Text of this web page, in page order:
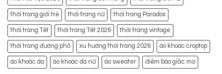
thời trang giới trẻ thời trang nữ thời trang Paradox
thời trang Tết thời trang Tết 2026 thời trang vintage
thời trang đường phố xu hướng thời trang 2026 áo khoác croptop
áo khoác da áo khoác da nữ áo sweater điềm báo giấc mơ